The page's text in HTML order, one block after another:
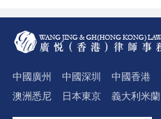
中國廣州 中國深圳 中國香港
澳洲悉尼
日本東京 義大利米蘭